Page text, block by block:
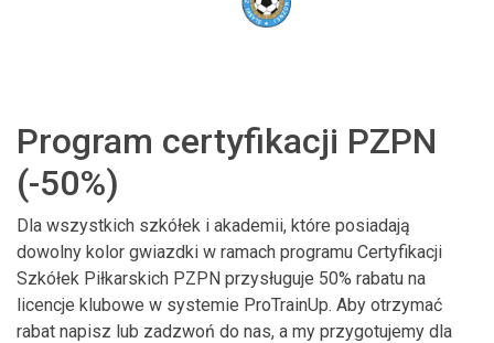
Program certyfikacji PZPN
(-50%)
Dla wszystkich szkółek i akademii, które posiadają
dowolny kolor gwiazdki w ramach programu Certyfikacji
Szkółek Piłkarskich PZPN przysługuje 50% rabatu na
licencje klubowe w systemie ProTrainUp. Aby otrzymać
rabat napisz lub zadzwoń do nas, a my przygotujemy dla